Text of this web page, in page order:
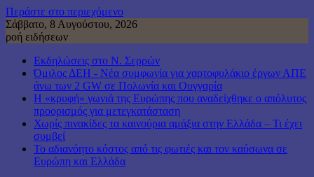
Περάστε στο περιεχόμενο
Σάββατο, 8 Αυγούστου, 2026
ροή ειδήσεων
Εκδηλώσεις στο Ν. Σερρών
Όμιλος ΔΕΗ - Νέα συμφωνία για χαρτοφυλάκιο έργων ΑΠΕ
άνω των 2 GW σε Πολωνία και Ουγγαρία
Η «κρυφή» γωνιά της Ευρώπης που αναδείχθηκε ο απόλυτος
προορισμός για μετεγκατάσταση
Χωρίς πινακίδες τα καινούρια αμάξια στην Ελλάδα – Τι έχει
συμβεί
Το αδιανόητο κόστος από τις φωτιές και τον καύσωνα σε
Ευρώπη και Ελλάδα